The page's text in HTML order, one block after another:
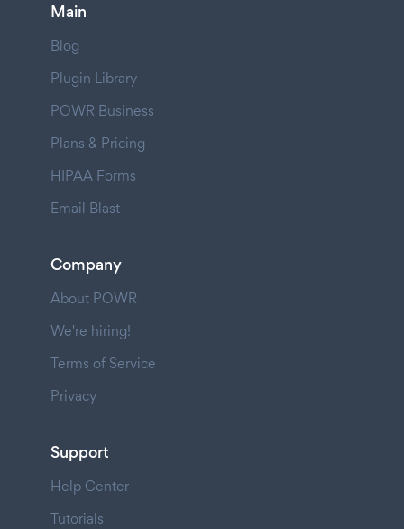
Main
Blog
Plugin Library
POWR Business
Plans & Pricing
HIPAA Forms
Email Blast
Company
About POWR
We're hiring!
Terms of Service
Privacy
Support
Help Center
Tutorials